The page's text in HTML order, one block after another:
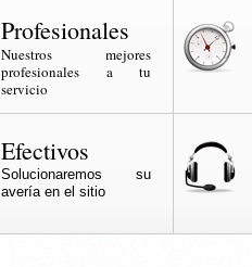
Profesionales
Nuestros mejores
profesionales a tu
servicio
Efectivos
Solucionaremos su
avería en el sitio